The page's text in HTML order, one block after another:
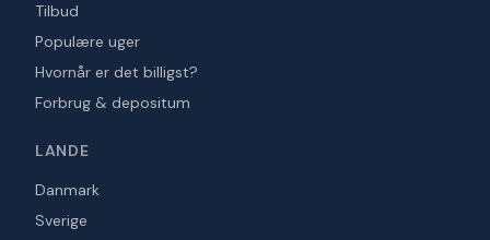
Tilbud
Populære uger
Hvornår er det billigst?
Forbrug & depositum
LANDE
Danmark
Sverige